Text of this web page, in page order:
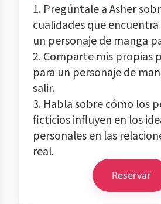
1. Pregúntale a Asher
cualidades que
un personaje de manga
2. Comparte mis propias
para un personaje de
salir.
3. Habla sobre cómo los
ficticios influyen en los
personales en las
real.
Reservar